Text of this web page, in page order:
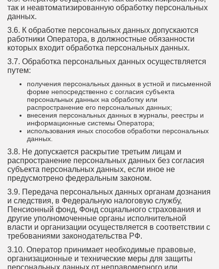
так и неавтоматизированную обработку персональных
данных.
3.6. К обработке персональных данных допускаются
работники Оператора, в должностные обязанности
которых входит обработка персональных данных.
3.7. Обработка персональных данных осуществляется
путем:
получения персональных данных в устной и письменной
форме непосредственно с согласия субъекта
персональных данных на обработку или
распространение его персональных данных;
внесения персональных данных в журналы, реестры и
информационные системы Оператора;
использования иных способов обработки персональных
данных.
3.8. Не допускается раскрытие третьим лицам и
распространение персональных данных без согласия
субъекта персональных данных, если иное не
предусмотрено федеральным законом.
3.9. Передача персональных данных органам дознания
и следствия, в Федеральную налоговую службу,
Пенсионный фонд, Фонд социального страхования и
другие уполномоченные органы исполнительной
власти и организации осуществляется в соответствии с
требованиями законодательства РФ.
3.10. Оператор принимает необходимые правовые,
организационные и технические меры для защиты
персональных данных от неправомерного или